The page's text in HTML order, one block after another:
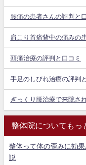
腰痛の患者さんの評判と
肩こり首痛背中の痛みの
頭痛治療の評判と口コミ
手足のしびれ治療の評判
ぎっくり腰治療で来院さ
整体院についてもっ
整体って体の歪みに効
説